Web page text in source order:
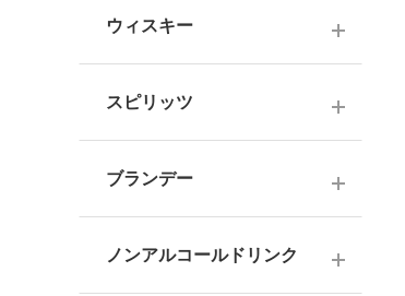
にごり酒・発泡・その他
中部・北陸の日本酒
黒糖焼酎
シャンパーニュ
スパークリングワイン
オレンジワイン
おつまみ
健康志向・免疫力アップ
調味料
ウィスキー
その他ウイスキー
国産洋酒
スピリッツ
ラム
ブランデー
ノンアルコールドリンク